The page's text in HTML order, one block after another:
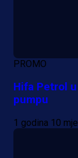
PROMO
Hifa Petrol
pumpu
1 godina 10